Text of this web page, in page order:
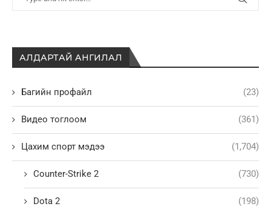
АЛДАРТАЙ АНГИЛАЛ
Багийн профайл (23)
Видео тоглоом (361)
Цахим спорт мэдээ (1,704)
Counter-Strike 2 (730)
Dota 2 (198)